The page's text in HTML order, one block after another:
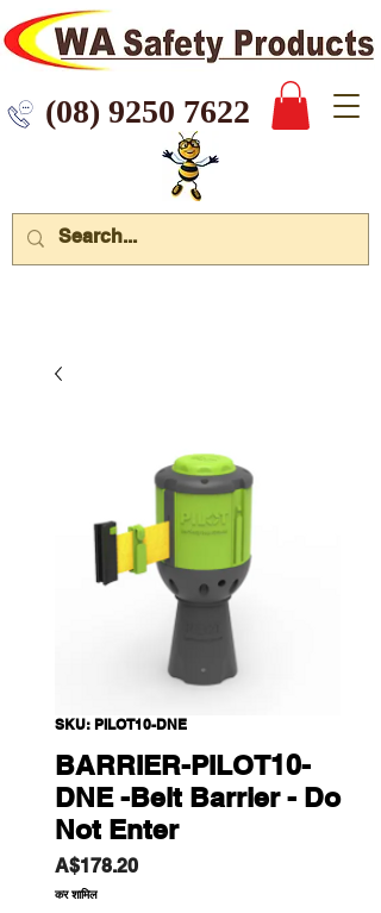
7622
SKU: PILOT10-DNE
BARRIER-PILOT10-
DNE -Belt Barrier - Do
Not Enter
A$178.20मूल्य
कर शामिल